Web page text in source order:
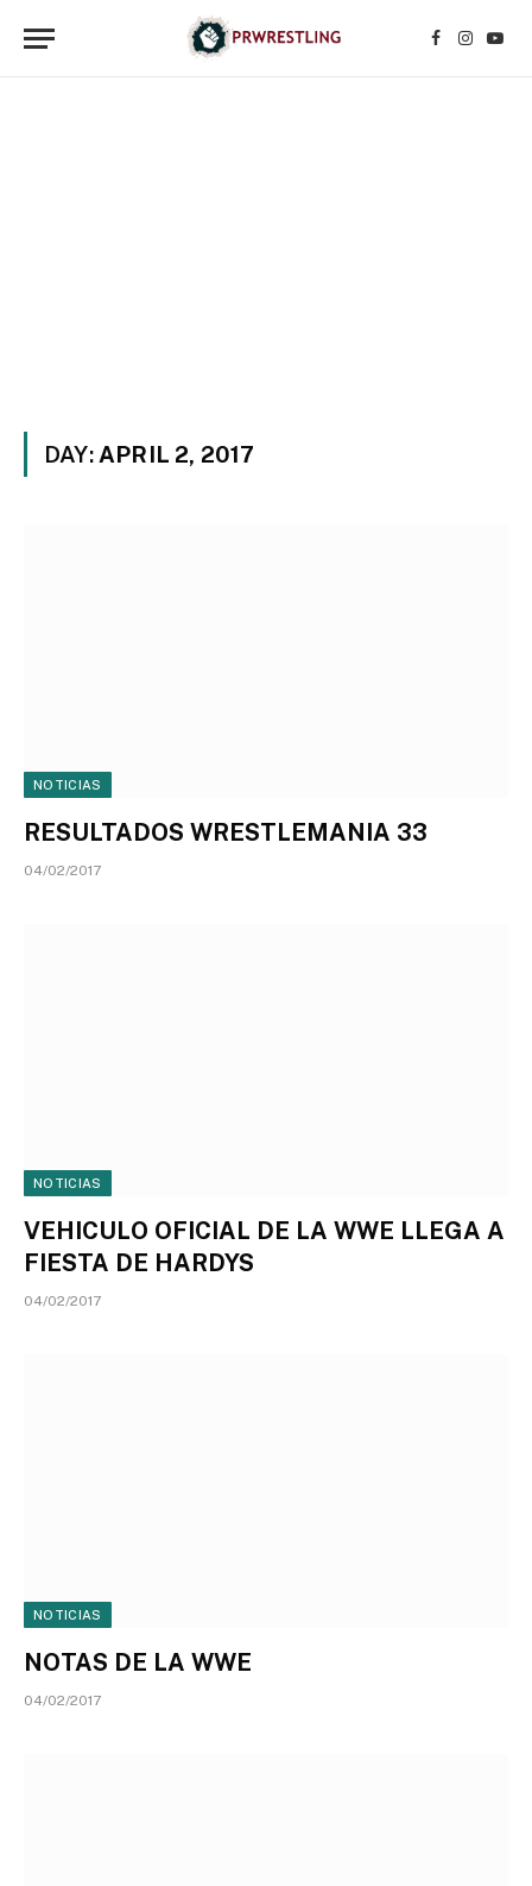
Facebook
DAY: APRIL 2, 2017
NOTICIAS
RESULTADOS WRESTLEMANIA 33
04/02/2017
NOTICIAS
VEHICULO OFICIAL DE LA WWE LLEGA A
FIESTA DE HARDYS
04/02/2017
NOTICIAS
NOTAS DE LA WWE
04/02/2017